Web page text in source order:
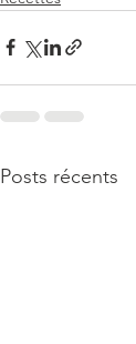
Posts récents